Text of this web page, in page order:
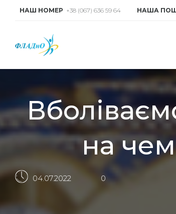
НАШ НОМЕР +38 (067) 636 59 64 НАША
на
04.07.2022 0